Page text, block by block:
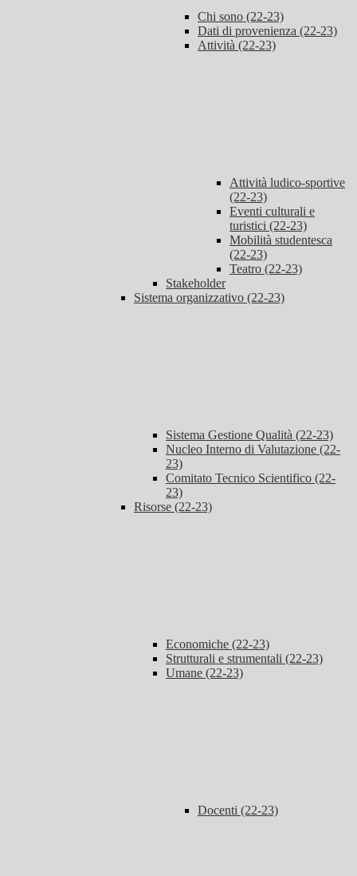
Chi sono (22-23)
Dati di provenienza (22-23)
Attività (22-23)
Attività ludico-sportive
(22-23)
Eventi culturali e
turistici (22-23)
Mobilità studentesca
(22-23)
Teatro (22-23)
Stakeholder
Sistema organizzativo (22-23)
Sistema Gestione Qualità (22-23)
Nucleo Interno di Valutazione (22-
23)
Comitato Tecnico Scientifico (22-
23)
Risorse (22-23)
Economiche (22-23)
Strutturali e strumentali (22-23)
Umane (22-23)
Docenti (22-23)